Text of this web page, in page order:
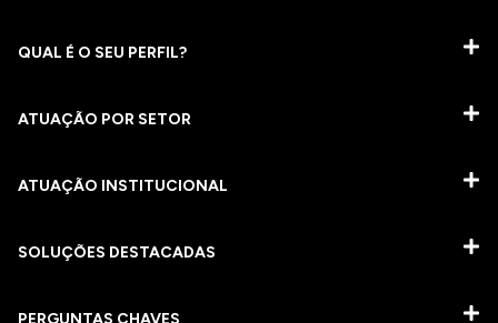
QUAL É O SEU PERFIL?
ATUAÇÃO POR SETOR
ATUAÇÃO INSTITUCIONAL
SOLUÇÕES DESTACADAS
PERGUNTAS CHAVES​